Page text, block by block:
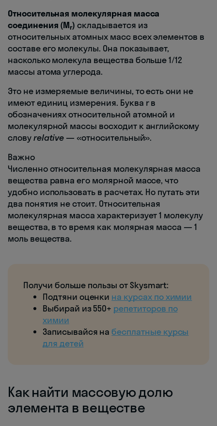
Относительная молекулярная масса
соединения (Mr) складывается из
относительных атомных масс всех элементов в
составе его молекулы. Она показывает,
насколько молекула вещества больше 1/12
массы атома углерода.
Это не измеряемые величины, то есть они не
имеют единиц измерения. Буква r в
обозначениях относительной атомной и
молекулярной массы восходит к английскому
словуrelative — «относительный».
Важно
Численно относительная молекулярная масса
вещества равна его молярной массе, что
удобно использовать в расчетах. Но путать эти
два понятия не стоит. Относительная
молекулярная масса характеризует 1 молекулу
вещества, в то время как молярная масса — 1
моль вещества.
Получи больше пользы от Skysmart:
Подтяни оценки на курсах по химии
Выбирай из 550+ репетиторов по
химии
Записывайся на бесплатные курсы
для детей
Как найти массовую долю
элемента в веществе